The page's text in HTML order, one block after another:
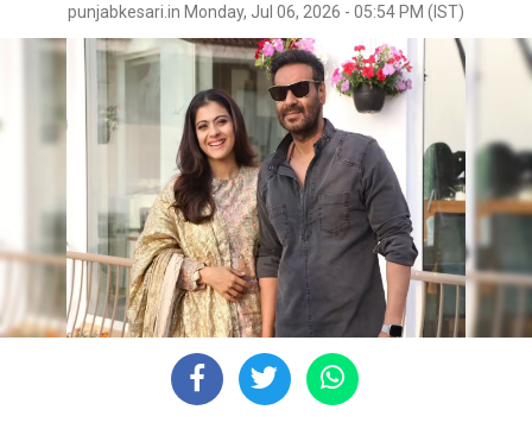
punjabkesari.in Monday, Jul 06, 2026 - 05:54 PM (IST)